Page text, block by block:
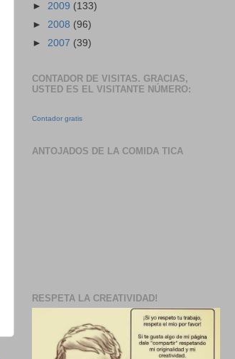
► 2009 (133)
► 2008 (96)
► 2007 (39)
CONTADOR DE VISITAS. GRACIAS,
USTED ES EL VISITANTE NÚMERO:
Contador gratis
ANTOJADOS DE LA COMIDA TICA
RESPETA LA CREATIVIDAD!